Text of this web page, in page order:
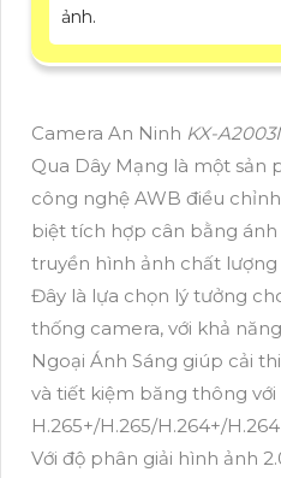
ảnh.
Camera An Ninh KX-
Qua Dây Mạng là một sản
công nghệ AWB điều
biệt tích hợp cân bằng ánh
truyền hình ảnh chất
Đây là lựa chọn lý tưởng
thống camera, với khả
Ngoại Ánh Sáng giúp cải
và tiết kiệm băng thông
H.265+/H.265/H.264+/H.264
Với độ phân giải hình ảnh